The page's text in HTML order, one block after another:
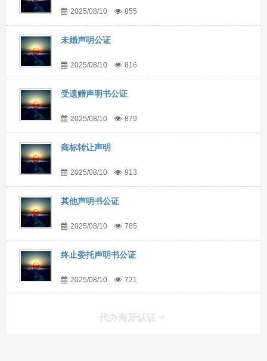
2025/08/10 855
未婚声明公证
2025/08/10 816
受遗赠声明书公证
2025/08/10 879
商标转让声明
2025/08/10 913
其他声明书公证
2025/08/10 785
终止委托声明书公证
2025/08/10 721
代办海牙认证